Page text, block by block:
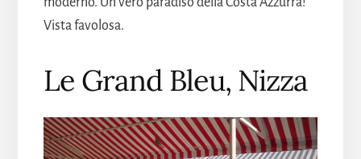
Vista favolosa.
Le Grand Bleu, Nizza